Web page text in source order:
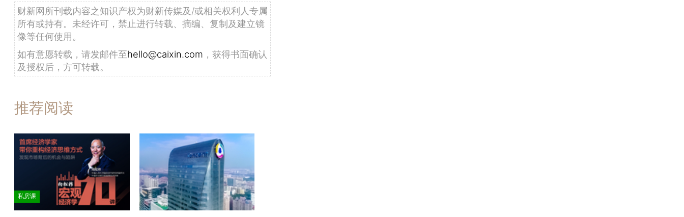
财新网所刊载内容之知识产权为财新传媒及/或相关权利人专属
所有或持有。未经许可，禁止进行转载、摘编、复制及建立镜
像等任何使用。
如有意愿转载，请发邮件至hello@caixin.com ，获得书面确认
及授权后，方可转载。
推荐阅读
私房课